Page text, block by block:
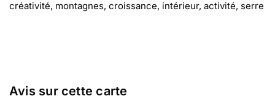
créativité, montagnes, croissance, intérieur, activité, serre
Avis sur cette carte